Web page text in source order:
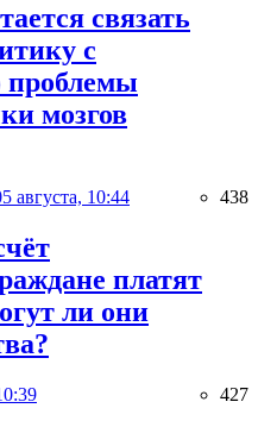
связать
с
проблемы
мозгов
августа, 10:44 438
платят
ли они
427